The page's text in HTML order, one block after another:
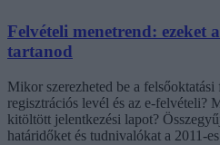
Felvételi menetrend: ezeket
tartanod
Mikor szerezheted be a
regisztrációs levél és az e-felvételi?
kitöltött jelentkezési lapot?
határidőket és tudnivalókat a 2011-